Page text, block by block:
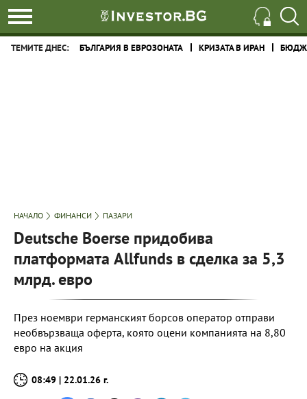
ТЕМИТЕ ДНЕС: БЪЛГАРИЯ В ЕВРОЗОНАТА КРИЗАТА В ИРАН
НАЧАЛО ФИНАНСИ ПАЗАРИ
Deutsche Boerse придобива
платформата Allfunds в сделка за 5,3
млрд. евро
През ноември германският борсов оператор отправи
необвързваща оферта, която оцени компанията на 8,80
евро на акция
08:49 | 22.01.26 г.